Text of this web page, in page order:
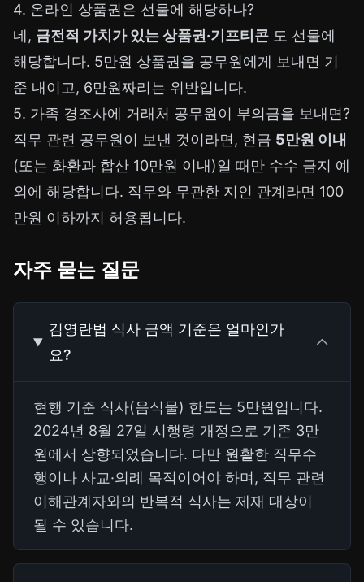
4. 온라인 상품권은 선물에 해당하나?
네, 금전적 가치가 있는 상품권·기프티콘 도 선물에
해당합니다. 5만원 상품권을 공무원에게 보내면 기
준 내이고, 6만원짜리는 위반입니다.
5. 가족 경조사에 거래처 공무원이 부의금을 보내면?
직무 관련 공무원이 보낸 것이라면, 현금 5만원 이내
(또는 화환과 합산 10만원 이내)일 때만 수수 금지 예
외에 해당합니다. 직무와 무관한 지인 관계라면 100
만원 이하까지 허용됩니다.
자주 묻는 질문
김영란법 식사 금액 기준은 얼마인가
요?
현행 기준 식사(음식물) 한도는 5만원입니다.
2024년 8월 27일 시행령 개정으로 기존 3만
원에서 상향되었습니다. 다만 원활한 직무수
행이나 사교·의례 목적이어야 하며, 직무 관련
이해관계자와의 반복적 식사는 제재 대상이
될 수 있습니다.